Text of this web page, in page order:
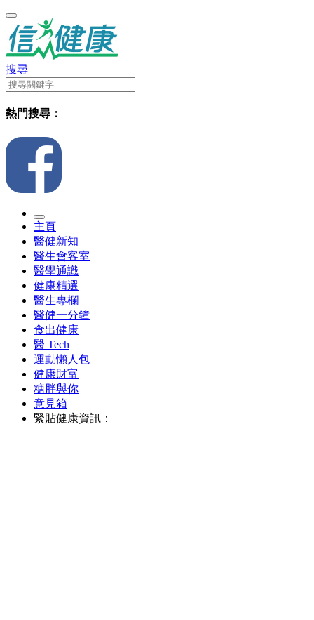
搜尋
熱門搜尋：
主頁
醫健新知
醫生會客室
醫學通識
健康精選
醫生專欄
醫健一分鐘
食出健康
醫 Tech
運動懶人包
健康財富
糖胖與你
意見箱
緊貼健康資訊：